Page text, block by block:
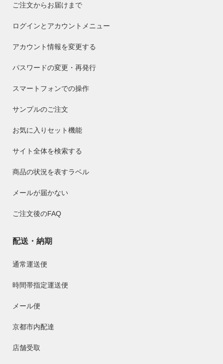
ご注文からお届けまで
ログインとアカウントメニュー
アカウント情報を変更する
パスワードの変更・再発行
スマートフォンでの操作
サンプルのご注文
お気に入りセット機能
サイト全体を検索する
商品の状況を表すラベル
メールが届かない
ご注文後のFAQ
配送・納期
通常運送便
時間帯指定運送便
メール便
京都市内配達
店舗受取